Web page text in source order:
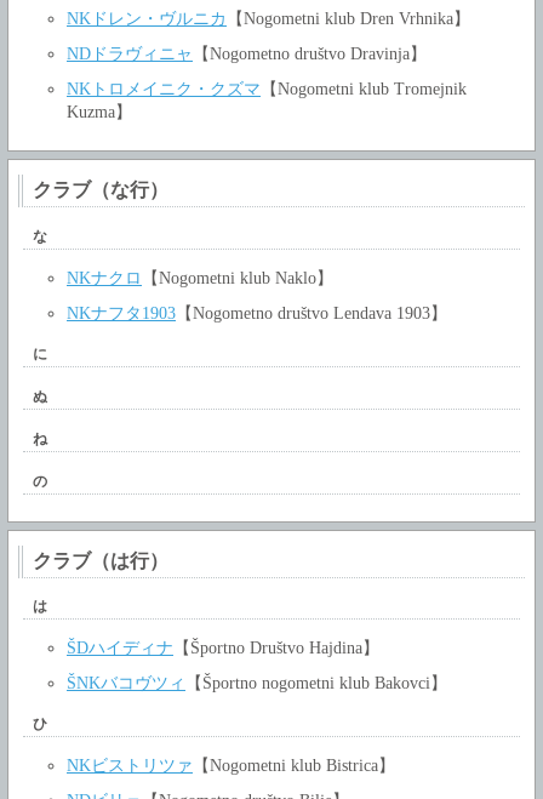
NKドレン・ヴルニカ
【Nogometni klub Dren Vrhnika】
NDドラヴィニャ
【Nogometno društvo Dravinja】
NKトロメイニク・クズマ 【Nogometni klub Tromejnik
Kuzma】
クラブ（な行）
な
NKナクロ
【Nogometni klub Naklo】
NKナフタ1903 【Nogometno društvo Lendava 1903】
に
ぬ
ね
の
クラブ（は行）
は
ŠDハイディナ 【Športno Društvo Hajdina】
ŠNKバコヴツィ
【Športno nogometni klub Bakovci】
ひ
NKビストリツァ 【Nogometni klub Bistrica】